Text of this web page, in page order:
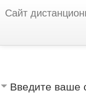
Сайт
Введите ваше